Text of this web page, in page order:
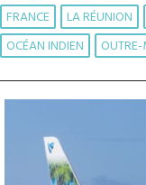
FRANCE
LA RÉUNION
OCÉAN INDIEN